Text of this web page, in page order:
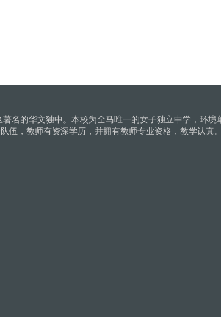
名的华文独中。本校为全马唯一的女子独立中学，环
伍，教师有资深学历，并拥有教师专业资格，教学认